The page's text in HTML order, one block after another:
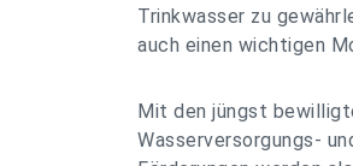
Trinkwasser zu
auch einen wichtigen
Mit den jüngst
Wasserversorgungs-